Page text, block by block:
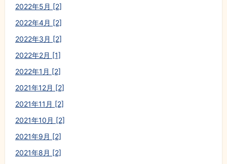
2022年5月 [2]
2022年4月 [2]
2022年3月 [2]
2022年2月 [1]
2022年1月 [2]
2021年12月 [2]
2021年11月 [2]
2021年10月 [2]
2021年9月 [2]
2021年8月 [2]